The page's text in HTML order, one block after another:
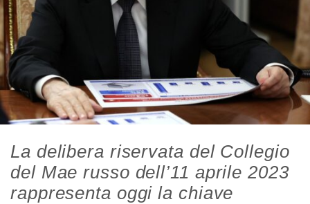
La delibera riservata del Collegio
del Mae russo dell’11 aprile 2023
rappresenta oggi la chiave